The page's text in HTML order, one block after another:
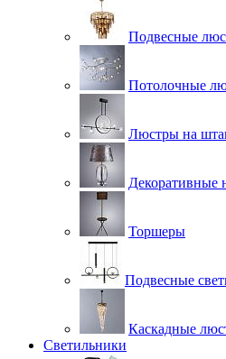
Подвесные
Потолочные
Люстры на
Декоративные
Торшеры
Подвесные
Каскадные
Светильники